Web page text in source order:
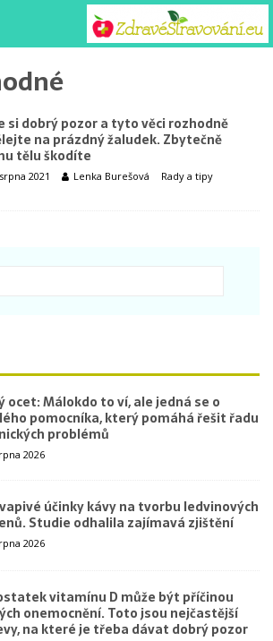
si dobrý pozor a tyto věci rozhodně
na prázdný žaludek. Zbytečně
tělu škodíte
2021 Lenka Burešová Rady a tipy
ocet: Málokdo to ví, ale jedná se o
pomocníka, který pomáhá řešit řadu
problémů
2026
účinky kávy na tvorbu ledvinových
Studie odhalila zajímavá zjištění
2026
vitamínu D může být příčinou
onemocnění. Toto jsou nejčastější
na které je třeba dávat dobrý pozor